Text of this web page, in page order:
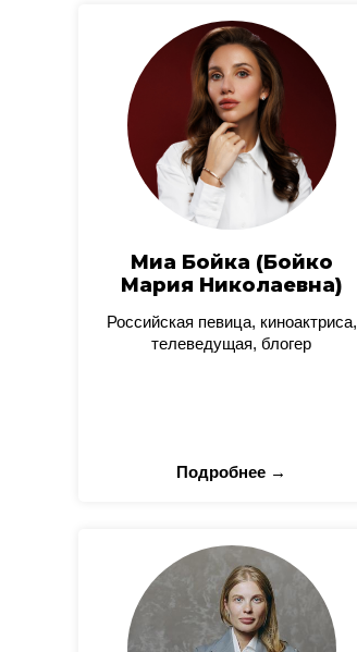
Миа Бойка (Бойко
Мария Николаевна)
Российская певица, киноактриса,
телеведущая, блогер
Подробнее →